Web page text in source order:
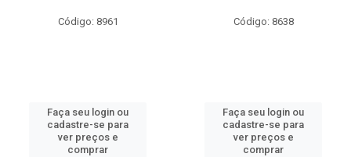
Código: 8961
Faça seu login ou
cadastre-se para
ver preços e
comprar
Código: 8638
Faça seu login ou
cadastre-se para
ver preços e
comprar